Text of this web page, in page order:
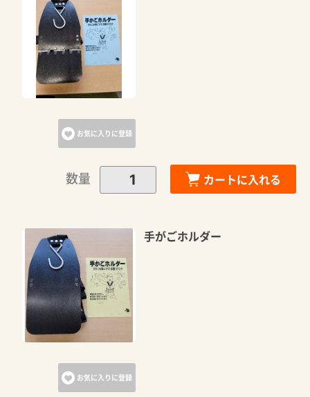
お気に入りに登録
数量 カートに入れる
お気に入りに登録
手がごホルダー